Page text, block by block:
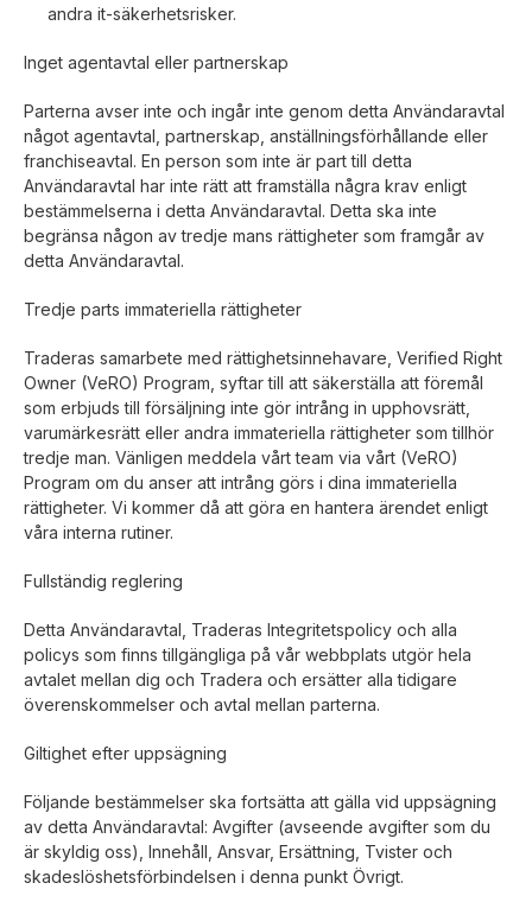
andra it-säkerhetsrisker.
Inget agentavtal eller partnerskap
Parterna avser inte och ingår inte genom detta Användaravtal
något agentavtal, partnerskap, anställningsförhållande eller
franchiseavtal. En person som inte är part till detta
Användaravtal har inte rätt att framställa några krav enligt
bestämmelserna i detta Användaravtal. Detta ska inte
begränsa någon av tredje mans rättigheter som framgår av
detta Användaravtal.
Tredje parts immateriella rättigheter
Traderas samarbete med rättighetsinnehavare, Verified Right
Owner (VeRO) Program, syftar till att säkerställa att föremål
som erbjuds till försäljning inte gör intrång in upphovsrätt,
varumärkesrätt eller andra immateriella rättigheter som tillhör
tredje man. Vänligen meddela vårt team via vårt (VeRO)
Program om du anser att intrång görs i dina immateriella
rättigheter. Vi kommer då att göra en hantera ärendet enligt
våra interna rutiner.
Fullständig reglering
Detta Användaravtal, Traderas Integritetspolicy och alla
policys som finns tillgängliga på vår webbplats utgör hela
avtalet mellan dig och Tradera och ersätter alla tidigare
överenskommelser och avtal mellan parterna.
Giltighet efter uppsägning
Följande bestämmelser ska fortsätta att gälla vid uppsägning
av detta Användaravtal: Avgifter (avseende avgifter som du
är skyldig oss), Innehåll, Ansvar, Ersättning, Tvister och
skadeslöshetsförbindelsen i denna punkt Övrigt.